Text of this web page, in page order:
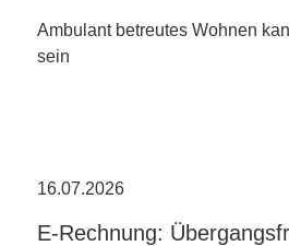
Ambulant betreutes Wohnen
sein
16.07.2026
E-Rechnung: